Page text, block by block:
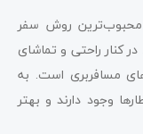
محبوب‌ترین روش سفر
کنار راحتی و تماشای
مسافربری است. به
وجود دارند و بهتر